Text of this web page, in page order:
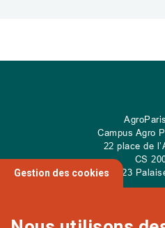
Campus Agro
22 place de
CS
91 123
Gestion des cookies